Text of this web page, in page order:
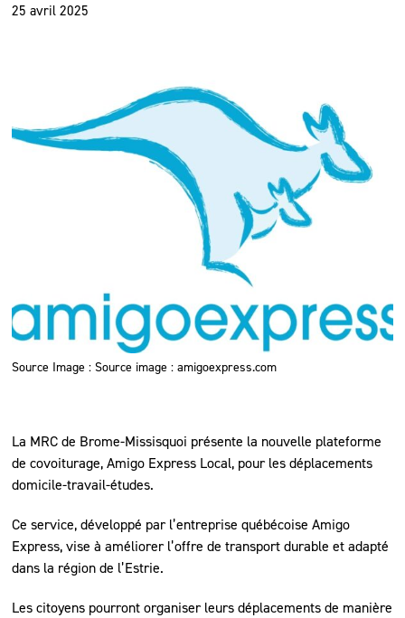
25 avril 2025
Source Image : Source image : amigoexpress.com
La MRC de Brome-Missisquoi présente la nouvelle plateforme
de covoiturage, Amigo Express Local, pour les déplacements
domicile-travail-études.
Ce service, développé par l’entreprise québécoise Amigo
Express, vise à améliorer l’offre de transport durable et adapté
dans la région de l’Estrie.
Les citoyens pourront organiser leurs déplacements de manière